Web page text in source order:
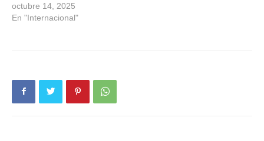
octubre 14, 2025
En "Internacional"